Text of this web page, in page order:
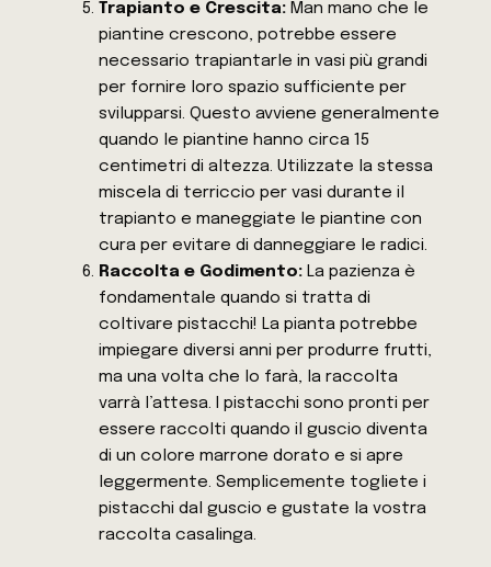
Trapianto e Crescita:Man mano che le
piantine crescono, potrebbe essere
necessario trapiantarle in vasi più grandi
per fornire loro spazio sufficiente per
svilupparsi. Questo avviene generalmente
quando le piantine hanno circa 15
centimetri di altezza. Utilizzate la stessa
miscela di terriccio per vasi durante il
trapianto e maneggiate le piantine con
cura per evitare di danneggiare le radici.
Raccolta e Godimento:La pazienza è
fondamentale quando si tratta di
coltivare pistacchi! La pianta potrebbe
impiegare diversi anni per produrre frutti,
ma una volta che lo farà, la raccolta
varrà l’attesa. I pistacchi sono pronti per
essere raccolti quando il guscio diventa
di un colore marrone dorato e si apre
leggermente. Semplicemente togliete i
pistacchi dal guscio e gustate la vostra
raccolta casalinga.